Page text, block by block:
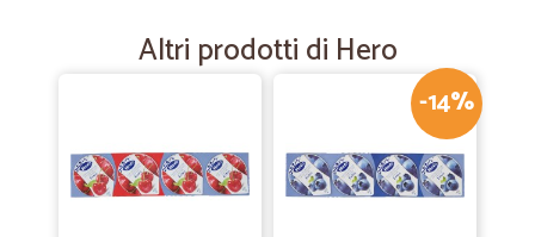
Prezzo competitivo. Spedizione veloce. Ottimo
21/06/2020
Servizio efficiente
Servizio efficiente e abbastanza puntuale, Prezzi nella norma o quasi,
Altri prodotti di Hero
-14%